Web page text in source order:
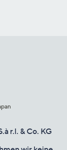
r.l. & Co. KG